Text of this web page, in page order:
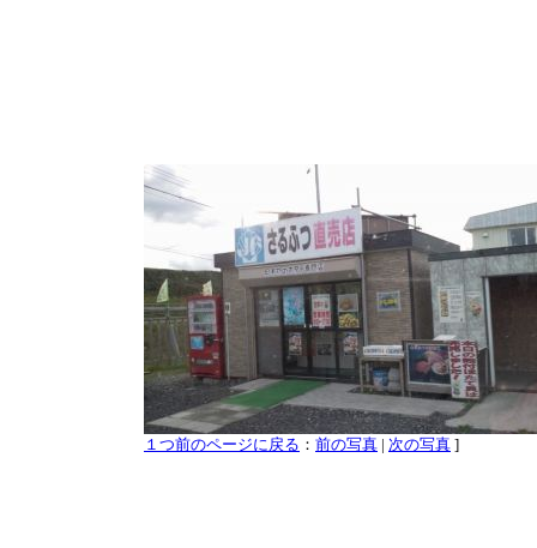
１つ前のページに戻る ： 前の写真 | 次の写真 ]